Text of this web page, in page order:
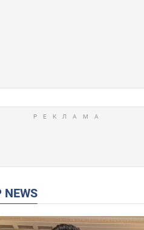
NEWS